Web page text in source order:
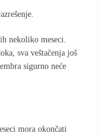
nekoliko meseci.
sva veštačenja još
sigurno neće
mora okončati